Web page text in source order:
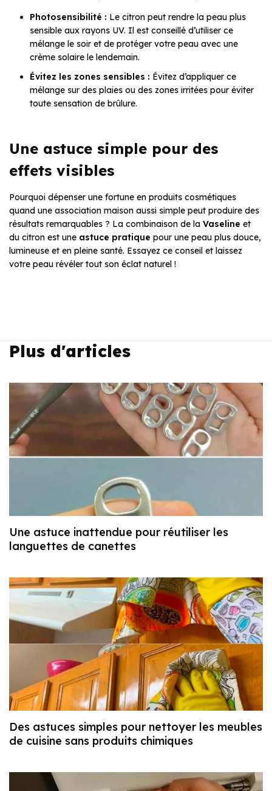
Photosensibilité : Le citron peut rendre la peau plus
sensible aux rayons UV. Il est conseillé d’utiliser ce
mélange le soir et de protéger votre peau avec une
crème solaire le lendemain.
Évitez les zones sensibles : Évitez d’appliquer ce
mélange sur des plaies ou des zones irritées pour éviter
toute sensation de brûlure.
Une astuce simple pour des
effets visibles
Pourquoi dépenser une fortune en produits cosmétiques
quand une association maison aussi simple peut produire des
résultats remarquables ? La combinaison de la Vaseline et
du citron est une astuce pratique pour une peau plus douce,
lumineuse et en pleine santé. Essayez ce conseil et laissez
votre peau révéler tout son éclat naturel !
Plus d'articles
Une astuce inattendue pour réutiliser les
languettes de canettes
Des astuces simples pour nettoyer les meubles
de cuisine sans produits chimiques